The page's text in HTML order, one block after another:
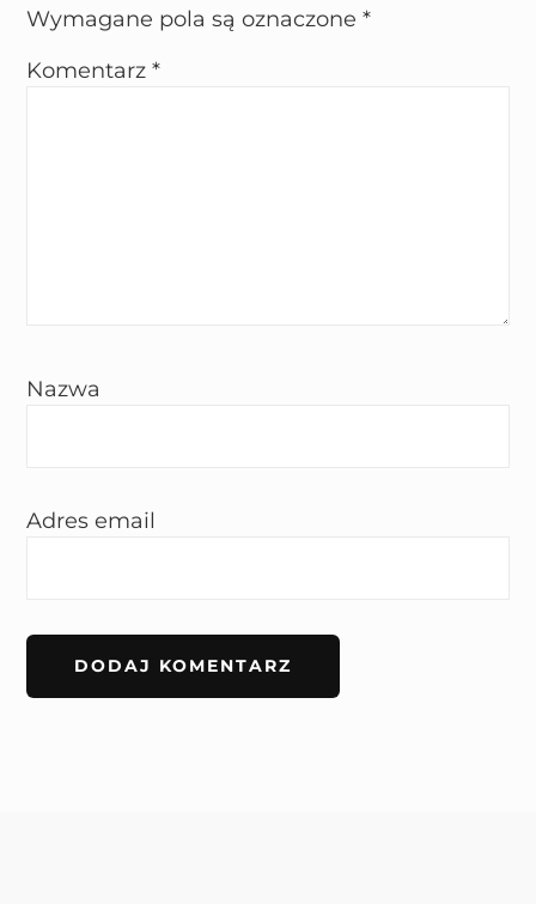
Wymagane pola są oznaczone*
Komentarz*
Nazwa
Adres email